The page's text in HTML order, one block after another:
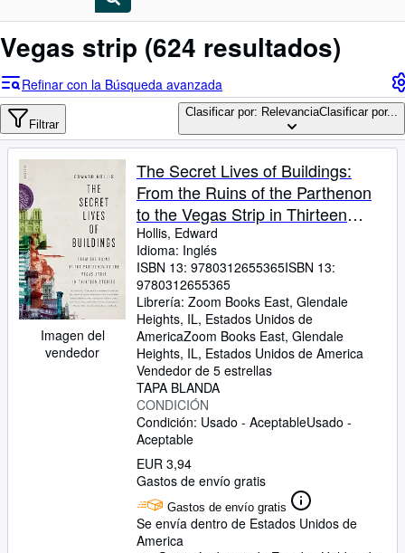
Consultar mis pedidos
Cerrar sesión
Búsqueda avanzada
Colecciones
Libros antiguos
Arte y coleccionismo
Vendedores
Comenzar a vender
Ayuda
CERRAR
Vegas strip (624 resultados)
Refinar con la Búsqueda avanzada
Filtrar
Clasificar por: RelevanciaClasificar por...
Imagen del
vendedor
The Secret Lives of Buildings:
From the Ruins of the Parthenon
to the Vegas Strip in Thirteen
Stories
Hollis, Edward
Idioma: Inglés
ISBN 13: 9780312655365ISBN 13:
9780312655365
Librería: Zoom Books East, Glendale
Heights, IL, Estados Unidos de
AmericaZoom Books East, Glendale
Heights, IL, Estados Unidos de America
Vendedor de 5 estrellas
TAPA BLANDA
CONDICIÓN
Condición: Usado - AceptableUsado -
Aceptable
EUR 3,94
Gastos de envío gratis
Gastos de envío gratis
Se envía dentro de Estados Unidos de
America